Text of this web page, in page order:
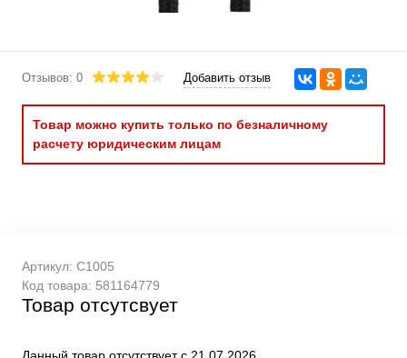
Отзывов: 0 Добавить отзыв
Товар можно купить только по безналичному
расчету юридическим лицам
Артикул: C1005
Код товара: 581164779
Товар отсутсвует